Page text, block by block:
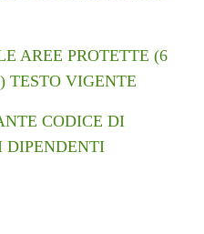
AREE PROTETTE (6
TESTO VIGENTE
CODICE DI
DIPENDENTI